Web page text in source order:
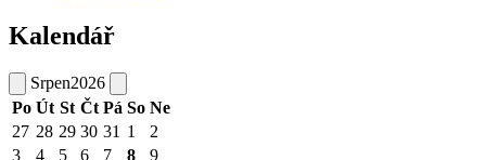
Kalendář
Srpen2026
Po Út St Čt Pá So Ne
27 28 29 30 31 1
2
3
4 5 6 7 8
9